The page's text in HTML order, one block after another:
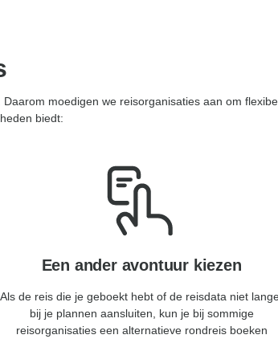
moedigen we reisorganisaties aan om
biedt:
Een ander avontuur kiezen
Als de reis die je geboekt hebt of de reisdata niet
bij je plannen aansluiten, kun je bij sommige
reisorganisaties een alternatieve rondreis boeken